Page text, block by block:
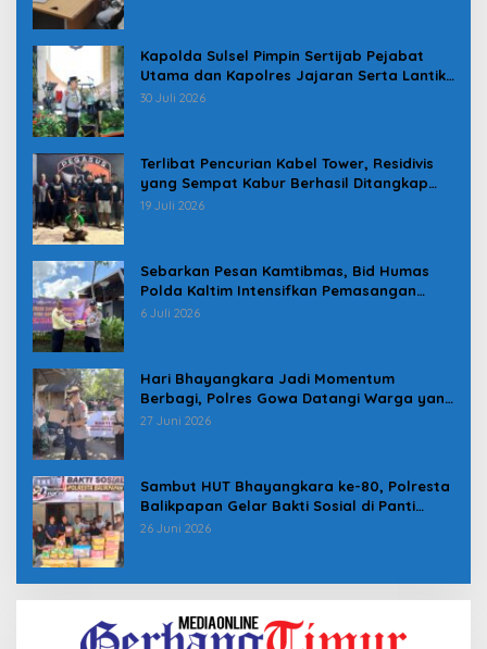
Kapolda Sulsel Pimpin Sertijab Pejabat
Utama dan Kapolres Jajaran Serta Lantik
Karolog dan Kapolresta Gowa
30 Juli 2026
Terlibat Pencurian Kabel Tower, Residivis
yang Sempat Kabur Berhasil Ditangkap
Tim Gabungan di Jeneponto
19 Juli 2026
Sebarkan Pesan Kamtibmas, Bid Humas
Polda Kaltim Intensifkan Pemasangan
Spanduk serta Pembagian Stiker
6 Juli 2026
Hari Bhayangkara Jadi Momentum
Berbagi, Polres Gowa Datangi Warga yang
Membutuhkan
27 Juni 2026
Sambut HUT Bhayangkara ke-80, Polresta
Balikpapan Gelar Bakti Sosial di Panti
Asuhan Jabal Rahmah
26 Juni 2026